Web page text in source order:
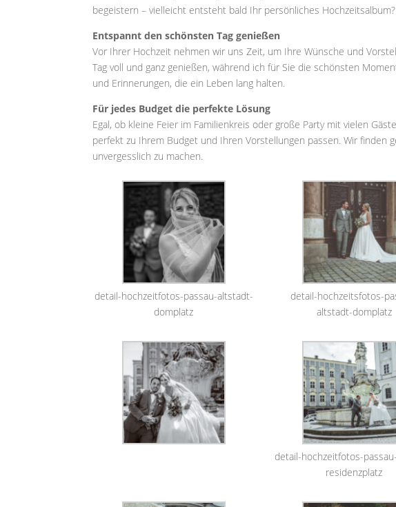
begeistern – vielleicht entsteht bald Ihr persönliches Hochzeitsalbum?
Entspannt den schönsten Tag genießen
Vor Ihrer Hochzeit nehmen wir uns Zeit, um Ihre Wünsche und
Tag voll und ganz genießen, während ich für Sie die schönsten
und Erinnerungen, die ein Leben lang halten.
Für jedes Budget die perfekte Lösung
Egal, ob kleine Feier im Familienkreis oder große Party mit vielen
perfekt zu Ihrem Budget und Ihren Vorstellungen passen. Wir finden
unvergesslich zu machen.
detail-hochzeitfotos-passau-altstadt-
domplatz
detail-hochzeitsfotos-
altstadt-domplatz
detail-hochzeitfotos-
residenzplatz